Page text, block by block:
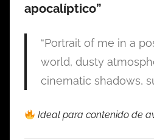
apocalíptico”
“Portrait of me in a
world, dusty
cinematic shadows,
Ideal para contenido de